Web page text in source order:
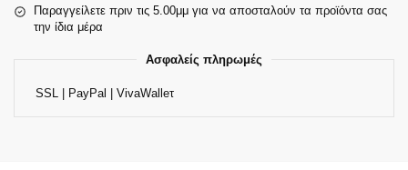
Παραγγείλετε πριν τις 5.00μμ για να αποσταλούν τα προϊόντα σας
την ίδια μέρα
Ασφαλείς πληρωμές
SSL | PayPal | VivaWalleτ